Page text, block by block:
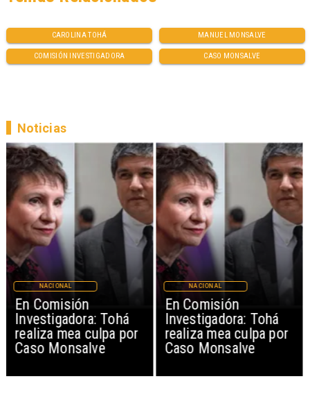
CAROLINA TOHÁ MANUEL MONSALVE
COMISIÓN INVESTIGADORA CASO MONSALVE
En Comisión
Investigadora: Tohá
realiza mea culpa por
Caso Monsalve
NACIONAL
En Comisión
Investigadora: Tohá
realiza mea culpa por
Caso Monsalve
NACIONAL
Noticias